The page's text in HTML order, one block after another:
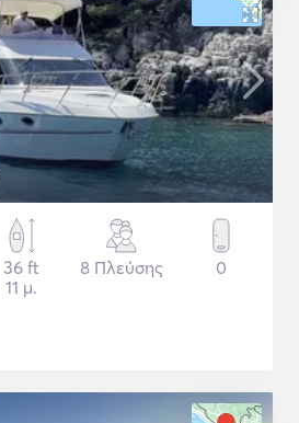
36 ft
11 μ.
8 Πλεύσης 0